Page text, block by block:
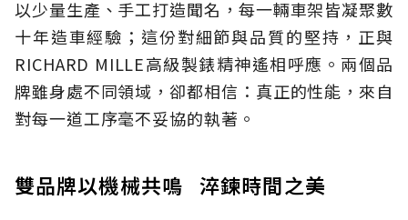
以少量生產、手工打造聞名，每一輛車架皆凝聚數
十年造車經驗；這份對細節與品質的堅持，正與
RICHARD MILLE高級製錶精神遙相呼應。兩個品
牌雖身處不同領域，卻都相信：真正的性能，來自
對每一道工序毫不妥協的執著。
雙品牌以機械共鳴 淬鍊時間之美